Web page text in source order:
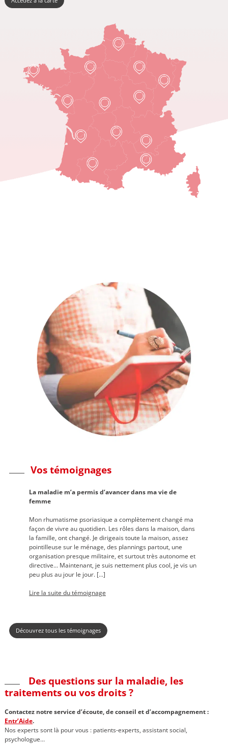
Vos témoignages
Précédent
La maladie m’a permis d’avancer dans ma vie de
femme
Mon rhumatisme psoriasique a complètement changé ma
façon de vivre au quotidien. Les rôles dans la maison, dans
la famille, ont changé. Je dirigeais toute la maison, assez
pointilleuse sur le ménage, des plannings partout, une
organisation presque militaire, et surtout très autonome et
directive... Maintenant, je suis nettement plus cool, je vis un
peu plus au jour le jour. [...]
Lire la suite du témoignage
Découvrez tous les témoignages
Des questions sur la maladie, les
traitements ou vos droits ?
Contactez notre service d’écoute, de conseil et d’accompagnement :
Entr’Aide.
Nos experts sont là pour vous : patients-experts, assistant social,
psychologue…